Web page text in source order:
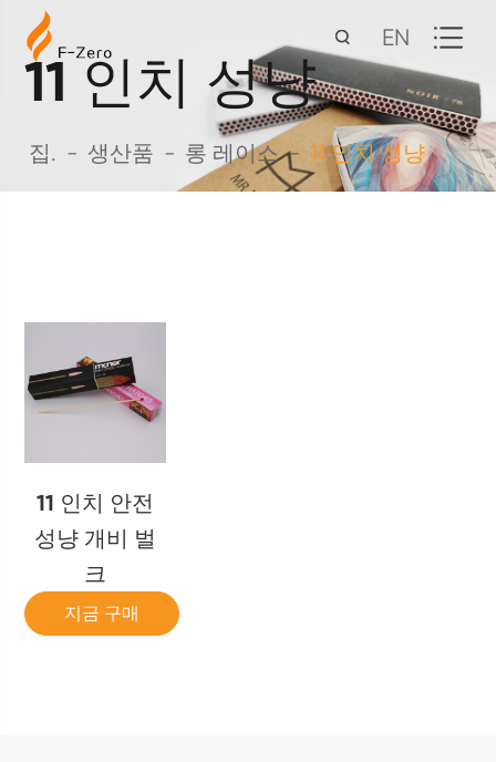
EN
11 인치 성냥
집. 생산품 롱 레이스 11 인치 성냥
11 인치 안전
성냥 개비 벌
크
지금 구매